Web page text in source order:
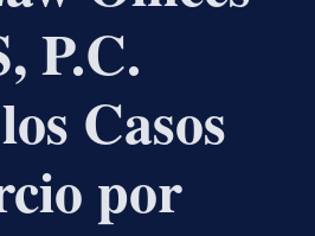
P.C.
Casos
por